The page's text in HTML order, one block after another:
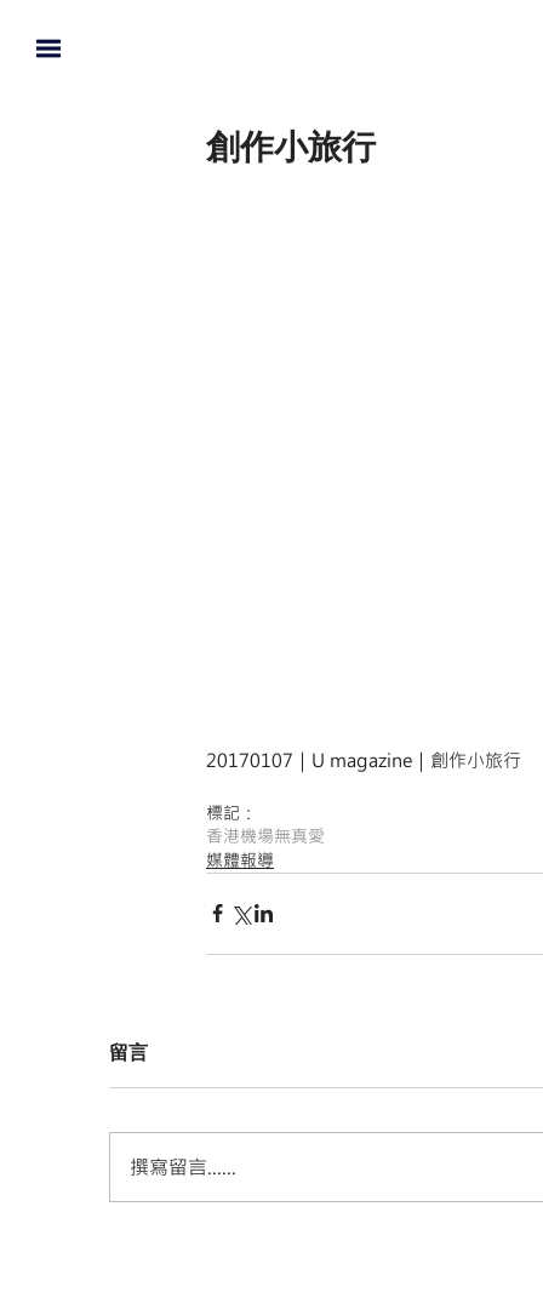
創作小旅行
20170107｜U magazine｜創作小旅行
標記：
香港機場無真愛
媒體報導
留言
撰寫留言......